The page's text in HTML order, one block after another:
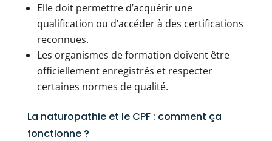
Elle doit permettre d’acquérir une
qualification ou d’accéder à des certifications
reconnues.
Les organismes de formation doivent être
officiellement enregistrés et respecter
certaines normes de qualité.
La naturopathie et le CPF : comment ça
fonctionne ?